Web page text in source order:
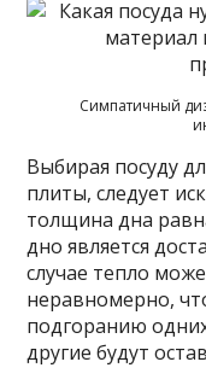
Симпатичный
Выбирая посуду
плиты, следует
толщина дна
дно является
случае тепло
неравномерно,
подгоранию
другие будут